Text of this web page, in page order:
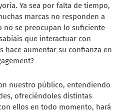
Ya sea por falta de tiempo,
marcas no responden a
no se preocupan lo suficiente
que interactuar con
hace aumentar su confianza en
nuestro público, entendiendo
ofreciéndoles distintas
ellos en todo momento, hará